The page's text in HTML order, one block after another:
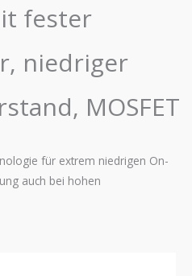
fester
niedriger
MOSFET
für extrem niedrigen On-
auch bei hohen